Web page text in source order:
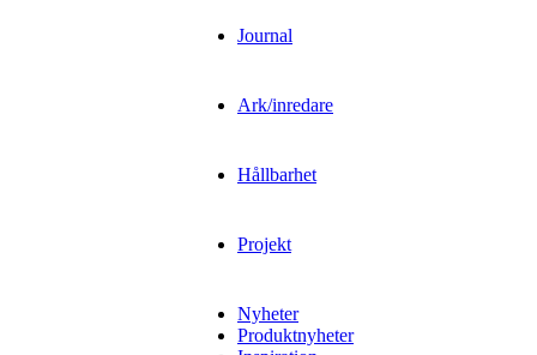
Journal
Ark/inredare
Hållbarhet
Projekt
Nyheter
Produktnyheter